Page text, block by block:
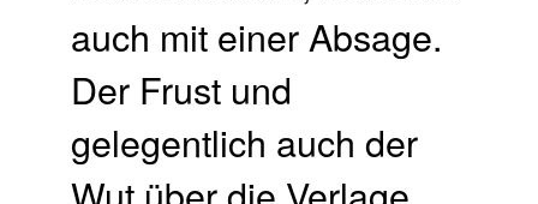
auch mit einer Absage.
Der Frust und
gelegentlich auch der